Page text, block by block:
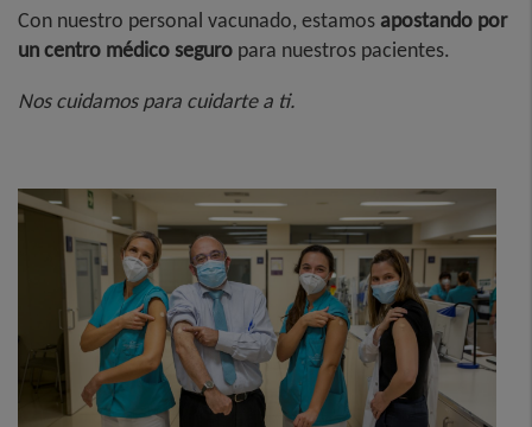
Con nuestro personal vacunado, estamos apostando por
un centro médico seguro para nuestros pacientes.
Nos cuidamos para cuidarte a ti.